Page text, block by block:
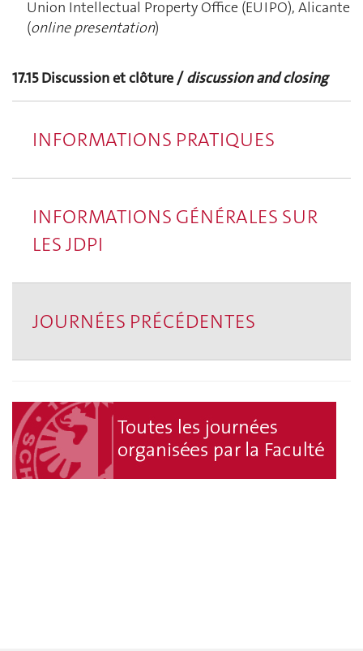
Union Intellectual Property Office (EUIPO), Alicante
(online presentation)
17.15Discussion et clôture /discussion and closing
INFORMATIONS PRATIQUES
INFORMATIONS GÉNÉRALES SUR
LES JDPI
JOURNÉES PRÉCÉDENTES